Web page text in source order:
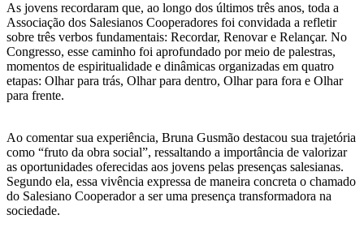
As jovens recordaram que, ao longo dos últimos três anos, toda a
Associação dos Salesianos Cooperadores foi convidada a refletir
sobre três verbos fundamentais: Recordar, Renovar e Relançar. No
Congresso, esse caminho foi aprofundado por meio de palestras,
momentos de espiritualidade e dinâmicas organizadas em quatro
etapas: Olhar para trás, Olhar para dentro, Olhar para fora e Olhar
para frente.
Ao comentar sua experiência, Bruna Gusmão destacou sua trajetória
como “fruto da obra social”, ressaltando a importância de valorizar
as oportunidades oferecidas aos jovens pelas presenças salesianas.
Segundo ela, essa vivência expressa de maneira concreta o chamado
do Salesiano Cooperador a ser uma presença transformadora na
sociedade.